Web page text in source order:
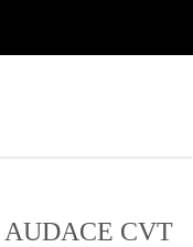
AUDACE CVT